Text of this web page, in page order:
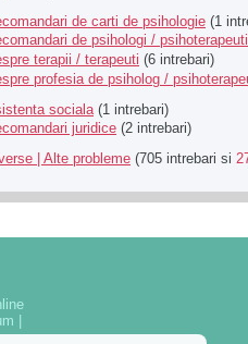
de carti de psihologie (1
de psihologi / psihoterapeuti
terapii / terapeuti (6 intrebari)
profesia de psiholog /
sociala (1 intrebari)
juridice (2 intrebari)
| Alte probleme (705 intrebari si
|